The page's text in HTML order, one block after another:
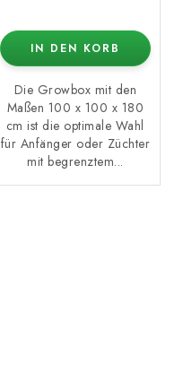
IN DEN KORB
Die Growbox mit den
Maßen 100 x 100 x 180
cm ist die optimale Wahl
für Anfänger oder Züchter
mit begrenztem...